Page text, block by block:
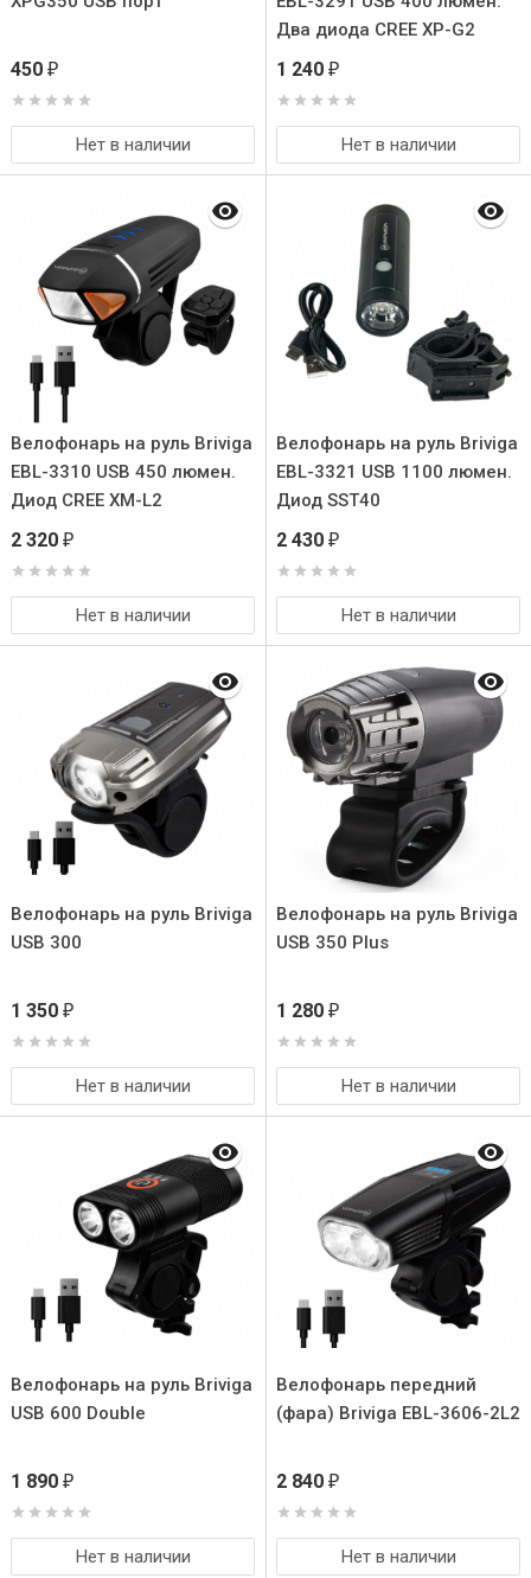
450 ₽
Нет в наличии
Два диода CREE XP-G2
1 240 ₽
Нет в наличии
Велофонарь на руль Briviga
EBL-3310 USB 450 люмен.
Диод CREE XM-L2
2 320 ₽
Нет в наличии
Велофонарь на руль Briviga
EBL-3321 USB 1100 люмен.
Диод SST40
2 430 ₽
Нет в наличии
Велофонарь на руль Briviga
USB 300
1 350 ₽
Нет в наличии
Велофонарь на руль Briviga
USB 350 Plus
1 280 ₽
Нет в наличии
Велофонарь на руль Briviga
USB 600 Double
1 890 ₽
Нет в наличии
Велофонарь передний
(фара) Briviga EBL-3606-2L2
2 840 ₽
Нет в наличии